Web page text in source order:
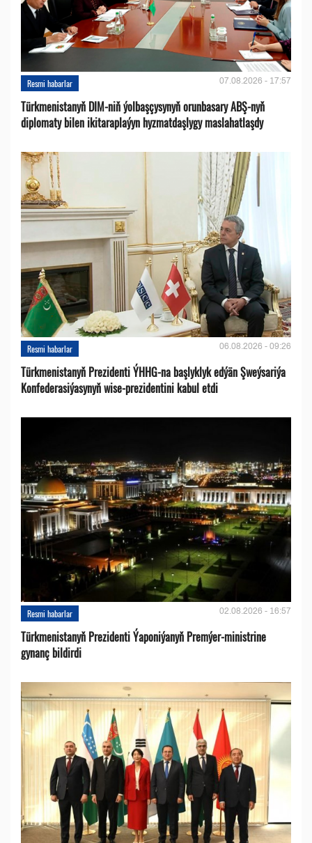
Resmi habarlar 07.08.2026 - 17:57
Türkmenistanyň DIM-niň ýolbaşçysynyň orunbasary ABŞ-nyň
diplomaty bilen ikitaraplaýyn hyzmatdaşlygy maslahatlaşdy
Resmi habarlar 06.08.2026 - 09:26
Türkmenistanyň Prezidenti ÝHHG-na başlyklyk edýän Şweýsariýa
Konfederasiýasynyň wise-prezidentini kabul etdi
Resmi habarlar 02.08.2026 - 16:57
Türkmenistanyň Prezidenti Ýaponiýanyň Premýer-ministrine
gynanç bildirdi